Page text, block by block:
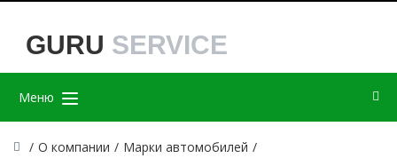
GURU SERVICE
Меню
/ О компании / Марки автомобилей /